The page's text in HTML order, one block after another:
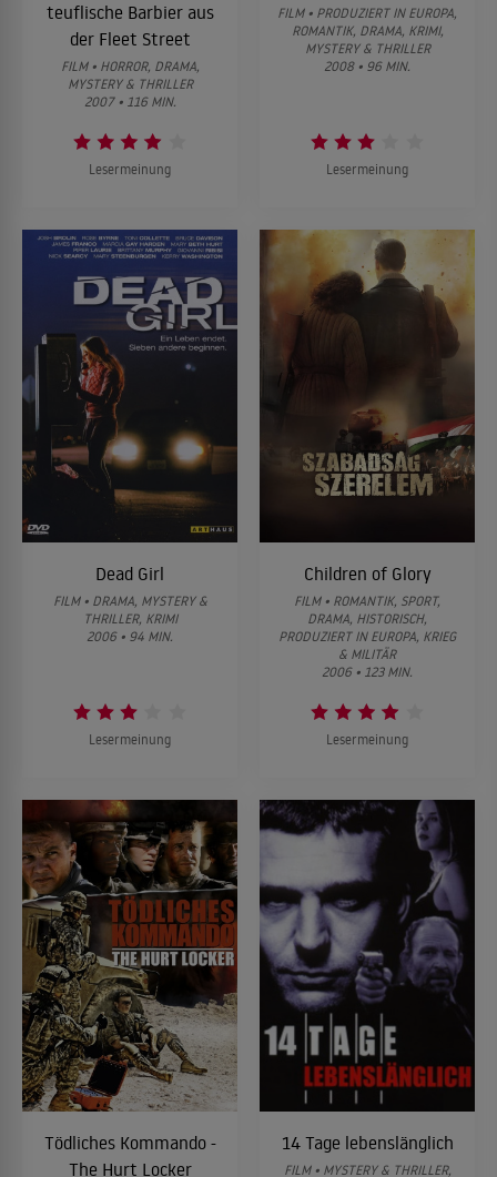
teuflische Barbier aus
der Fleet Street
FILM • HORROR, DRAMA,
MYSTERY & THRILLER
2007 • 116 MIN.
Lesermeinung
FILM • PRODUZIERT IN EUROPA,
ROMANTIK, DRAMA, KRIMI,
MYSTERY & THRILLER
2008 • 96 MIN.
Lesermeinung
Dead Girl
FILM • DRAMA, MYSTERY &
THRILLER, KRIMI
2006 • 94 MIN.
Lesermeinung
Children of Glory
FILM • ROMANTIK, SPORT,
DRAMA, HISTORISCH,
PRODUZIERT IN EUROPA, KRIEG
& MILITÄR
2006 • 123 MIN.
Lesermeinung
Tödliches Kommando -
The Hurt Locker
14 Tage lebenslänglich
FILM • MYSTERY & THRILLER,